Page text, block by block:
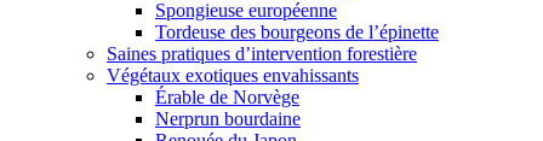
Spongieuse européenne
Tordeuse des bourgeons de l’épinette
Saines pratiques d’intervention forestière
Végétaux exotiques envahissants
Érable de Norvège
Nerprun bourdaine